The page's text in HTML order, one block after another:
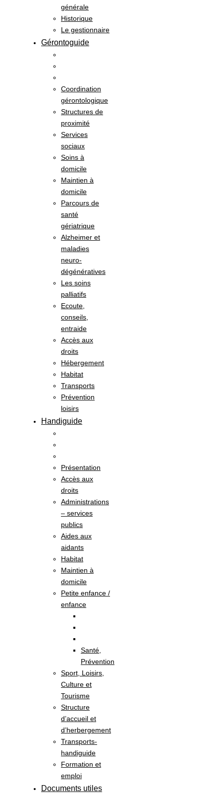
générale
Historique
Le gestionnaire
Gérontoguide
Coordination
gérontologique
Structures de
proximité
Services
sociaux
Soins à
domicile
Maintien à
domicile
Parcours de
santé
gériatrique
Alzheimer et
maladies
neuro-
dégénératives
Les soins
palliatifs
Ecoute,
conseils,
entraide
Accès aux
droits
Hébergement
Habitat
Transports
Prévention
loisirs
Handiguide
Présentation
Accès aux
droits
Administrations
– services
publics
Aides aux
aidants
Habitat
Maintien à
domicile
Petite enfance /
enfance
Santé,
Prévention
Sport, Loisirs,
Culture et
Tourisme
Structure
d’accueil et
d’herbergement
Transports-
handiguide
Formation et
emploi
Documents utiles